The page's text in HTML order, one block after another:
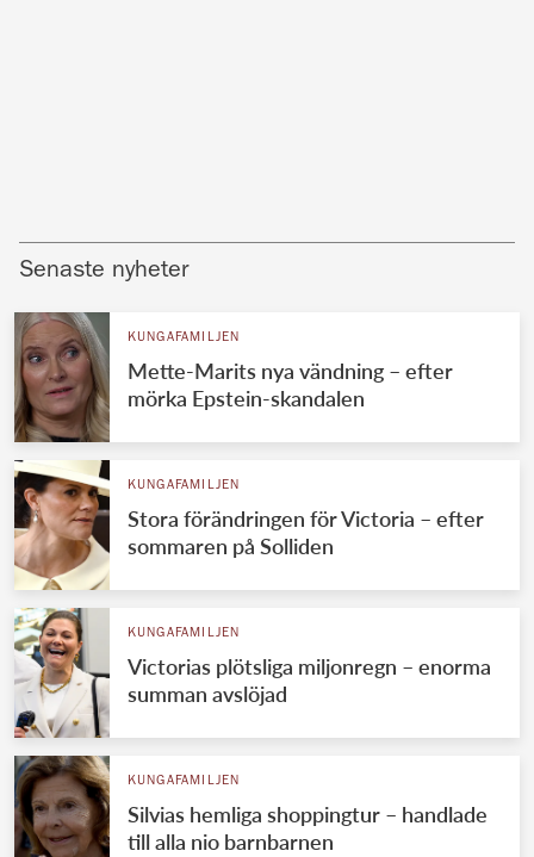
Senaste nyheter
KUNGAFAMILJEN
Mette-Marits nya vändning – efter
mörka Epstein-skandalen
KUNGAFAMILJEN
Stora förändringen för Victoria – efter
sommaren på Solliden
KUNGAFAMILJEN
Victorias plötsliga miljonregn – enorma
summan avslöjad
KUNGAFAMILJEN
Silvias hemliga shoppingtur – handlade
till alla nio barnbarnen